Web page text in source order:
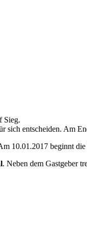
Sieg.
sich entscheiden. Am
10.01.2017 beginnt
. Neben dem Gastgeber